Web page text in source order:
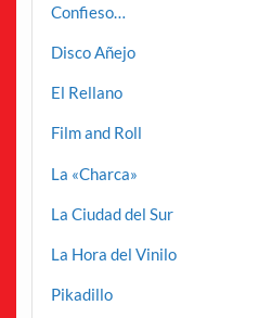
Confieso…
Disco Añejo
El Rellano
Film and Roll
La «Charca»
La Ciudad del Sur
La Hora del Vinilo
Pikadillo